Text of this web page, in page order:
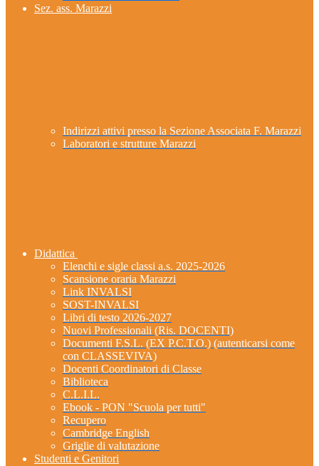
Sez. ass. Marazzi
Indirizzi attivi presso la Sezione Associata F. Marazzi
Laboratori e strutture Marazzi
Didattica
Elenchi e sigle classi a.s. 2025-2026
Scansione oraria Marazzi
Link INVALSI
SOST-INVALSI
Libri di testo 2026-2027
Nuovi Professionali (Ris. DOCENTI)
Documenti F.S.L. (EX P.C.T.O.) (autenticarsi come
con CLASSEVIVA)
Docenti Coordinatori di Classe
Biblioteca
C.L.I.L.
Ebook - PON "Scuola per tutti"
Recupero
Cambridge English
Griglie di valutazione
Studenti e Genitori